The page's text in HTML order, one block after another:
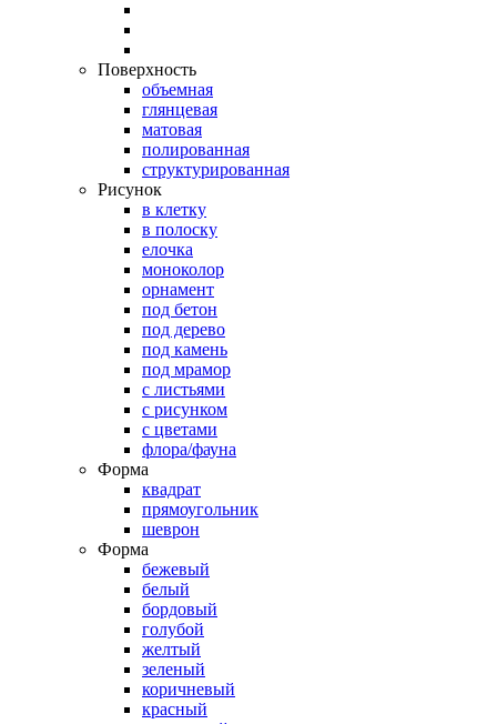
Поверхность
объемная
глянцевая
матовая
полированная
структурированная
Рисунок
в клетку
в полоску
елочка
моноколор
орнамент
под бетон
под дерево
под камень
под мрамор
с листьями
с рисунком
с цветами
флора/фауна
Форма
квадрат
прямоугольник
шеврон
Форма
бежевый
белый
бордовый
голубой
желтый
зеленый
коричневый
красный